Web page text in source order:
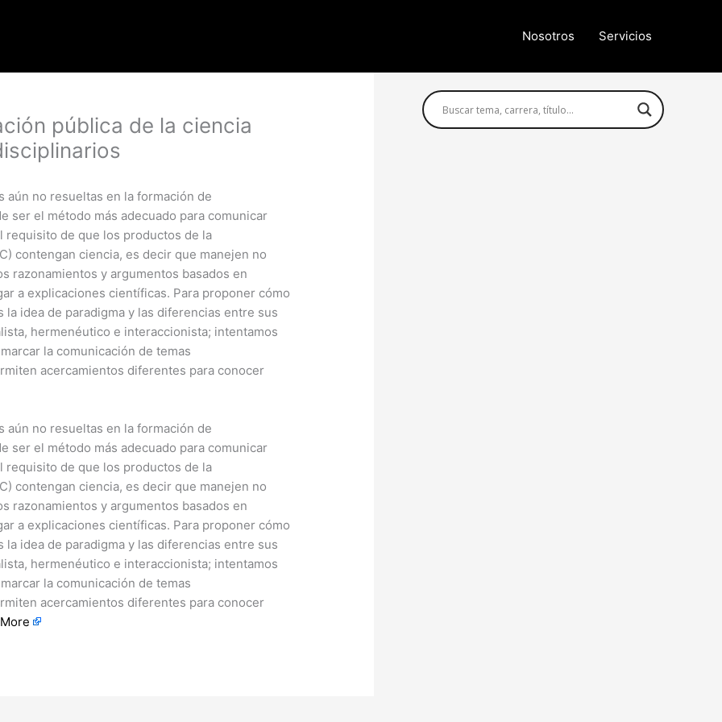
Nosotros Servicios
pública de la ciencia
aún no resueltas en la formación de
ser el método más adecuado para comunicar
de que los productos de la
contengan ciencia, es decir que manejen no
razonamientos y argumentos basados en
a explicaciones científicas. Para proponer cómo
la idea de paradigma y las diferencias entre sus
hermenéutico e interaccionista; intentamos
la comunicación de temas
acercamientos diferentes para conocer
aún no resueltas en la formación de
ser el método más adecuado para comunicar
de que los productos de la
contengan ciencia, es decir que manejen no
razonamientos y argumentos basados en
a explicaciones científicas. Para proponer cómo
la idea de paradigma y las diferencias entre sus
hermenéutico e interaccionista; intentamos
la comunicación de temas
acercamientos diferentes para conocer